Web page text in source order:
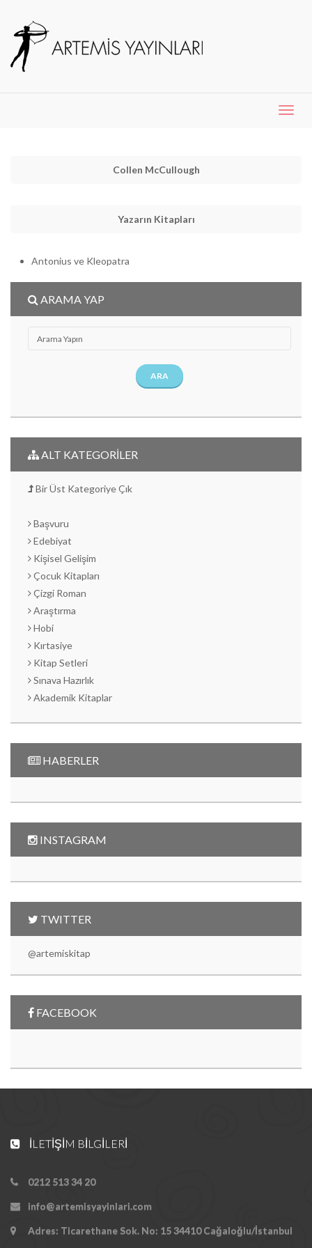
Collen McCullough
Yazarın Kitapları
Antonius ve Kleopatra
ARAMA YAP
ARA
ALT KATEGORİLER
Bir Üst Kategoriye Çık
Başvuru
Edebiyat
Kişisel Gelişim
Çocuk Kitapları
Çizgi Roman
Araştırma
Hobi
Kırtasiye
Kitap Setleri
Sınava Hazırlık
Akademik Kitaplar
HABERLER
INSTAGRAM
TWITTER
@artemiskitap
FACEBOOK
İLETIŞIM BILGILERI
0212 513 34 20
info@artemisyayinlari.com
Adres: Ticarethane Sok. No: 15 34410 Cağaloğlu/İstanbul